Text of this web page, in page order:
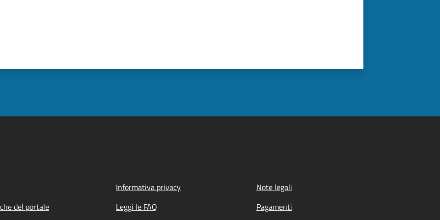
Informativa privacy
Note legali
del portale Leggi le FAQ Pagamenti